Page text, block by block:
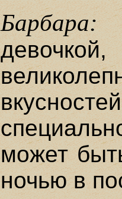
Барбара:Я
может
ночью в